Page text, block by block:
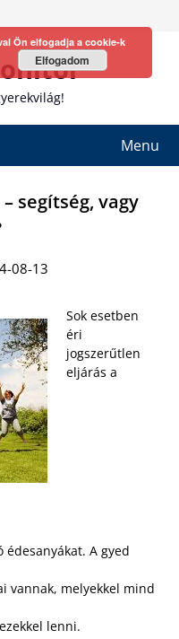
Menu
segítség, vagy
08-13
Sok esetben
éri
jogszerűtlen
eljárás a
A gyed
vannak, melyekkel mind
lenni.
Ön elfogadja a cookie-k
Elfogadom